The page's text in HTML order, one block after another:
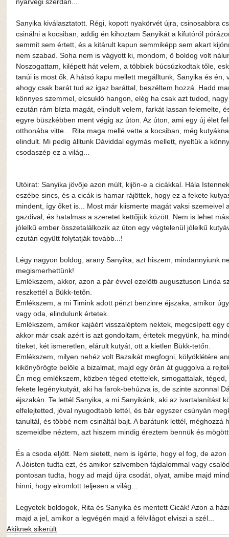
Sanyika kiválasztatott. Régi, kopott nyakörvét újra, csinosabbra
csinálni a kocsiban, addig én kihoztam Sanyikát a kifutóról
semmit sem értett, és a kitárult kapun semmiképp sem akart
nem szabad. Soha nem is vágyott ki, mondom, ő boldog volt
Noszogattam, kilépett hát velem, a többiek búcsúzkodtak tőle,
tanúi is most ők. A hátsó kapu mellett megálltunk, Sanyika és
ahogy csak barát tud az igaz baráttal, beszéltem hozzá. Hadd
könnyes szemmel, elcsukló hangon, elég ha csak azt tudod,
ezután rám bízta magát, elindult velem, farkát lassan felemelte,
egyre büszkébben ment végig az úton. Az úton, ami egy új élet
otthonába vitte... Rita maga mellé vette a kocsiban, még
elindult. Mi pedig álltunk Dáviddal egymás mellett, nyeltük a
csodaszép ez a világ...
Utóirat: Sanyika jövője azon múlt, kijön-e a cicákkal. Hála
eszébe sincs, és a cicák is hamar rájöttek, hogy ez a fekete
mindent, így őket is... Most már kiismerte magát vaksi
gazdival, és hatalmas a szeretet kettőjük között. Nem is lehet
jólelkű ember összetalálkozik az úton egy végtelenül jólelkű
ezután együtt folytatják tovább...!
Légy nagyon boldog, arany Sanyika, azt hiszem, mindannyiunk
megismerhettünk!
Emlékszem, akkor, azon a pár évvel ezelőtti augusztuson Linda
reszkettél a Bükk-tetőn.
Emlékszem, a mi Timink adott pénzt benzinre éjszaka, amikor
vagy oda, elindulunk értetek.
Emlékszem, amikor kajáért visszaléptem nektek, megcsípett
akkor már csak azért is azt gondoltam, értetek megyünk, ha
titeket, két ismeretlen, elárult kutyát, ott a kietlen Bükk-tetőn.
Emlékszem, milyen nehéz volt Bazsikát megfogni, kölyöklétére
kikönyörögte belőle a bizalmat, majd egy órán át guggolva a
Én meg emlékszem, közben téged etettelek, simogattalak,
fekete legénykutyát, aki ha farok-behúzva is, de szinte azonnal
éjszakán. Te lettél Sanyika, a mi Sanyikánk, aki az ivartalanítást
elfelejtetted, jóval nyugodtabb lettél, és bár egyszer csúnyán
tanultál, és többé nem csináltál bajt. A barátunk lettél, méghozzá
szemeidbe néztem, azt hiszem mindig éreztem bennük és
És a csoda eljött. Nem sietett, nem is ígérte, hogy el fog, de
A Jóisten tudta ezt, és amikor szívemben fájdalommal vagy
pontosan tudta, hogy ad majd újra csodát, olyat, amibe majd
hinni, hogy elromlott teljesen a világ...
Legyetek boldogok, Rita és Sanyika és mentett Cicák! Azon a
majd a jel, amikor a legvégén majd a félvilágot elviszi a szél...
Akiknek sikerült